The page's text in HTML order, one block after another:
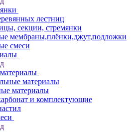
лестниц
секции, стремянки
мембраны,плёнки,джут,подложки
смеси
материалы
материалы
и комплектующие